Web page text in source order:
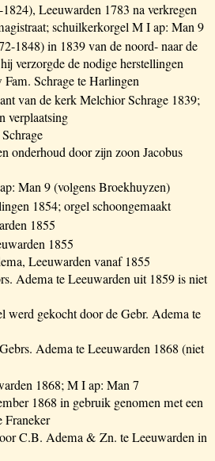
Leeuwarden 1783 na verkregen
schuilkerkorgel M I ap: Man 9
1848) in 1839 van de noord- naar de
verzorgde de nodige herstellingen
Schrage te Harlingen
van de kerk Melchior Schrage 1839;
verplaatsing
onderhoud door zijn zoon Jacobus
Man 9 (volgens Broekhuyzen)
1854; orgel schoongemaakt
1855
1855
Leeuwarden vanaf 1855
Adema te Leeuwarden uit 1859 is niet
werd gekocht door de Gebr. Adema te
Adema te Leeuwarden 1868 (niet
1868; M I ap: Man 7
1868 in gebruik genomen met een
Franeker
C.B. Adema & Zn. te Leeuwarden in